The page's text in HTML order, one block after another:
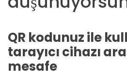
QR kodunuz ile
tarayıcı cihazı
mesafe